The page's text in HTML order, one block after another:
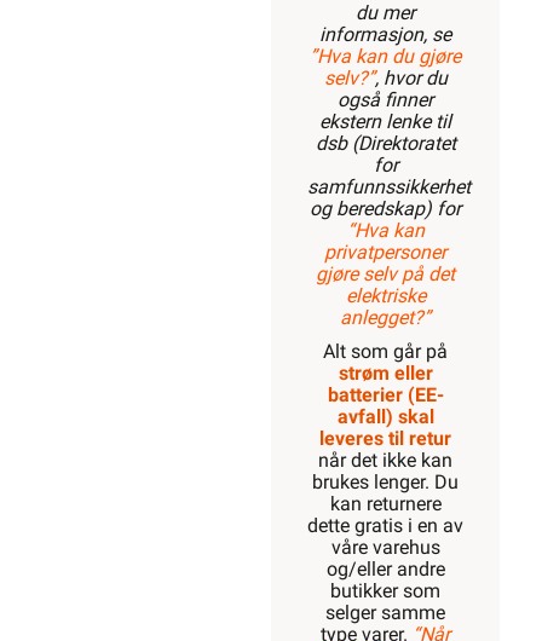
du mer
informasjon, se
”Hva kan du gjøre
selv?”, hvor du
også finner
ekstern lenke til
dsb (Direktoratet
for
samfunnssikkerhet
og beredskap) for
“Hva kan
privatpersoner
gjøre selv på det
elektriske
anlegget?”
Alt som går på
strøm eller
batterier (EE-
avfall) skal
leveres til retur
når det ikke kan
brukes lenger. Du
kan returnere
dette gratis i en av
våre varehus
og/eller andre
butikker som
selger samme
type varer. “Når